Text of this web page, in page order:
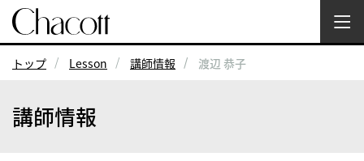
トップ Lesson 講師情報 渡辺 恭子
講師情報